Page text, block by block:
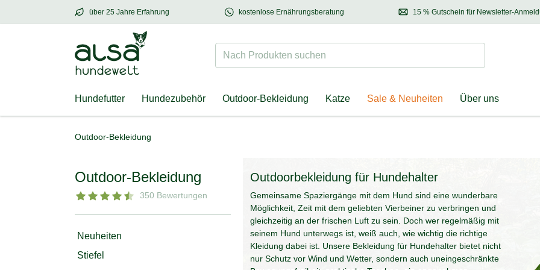
über 25 Jahre Erfahrung
über25 Jahre Erfahrung – mit Herz für Hund & Halter 15 % Gutschein für Newsletter-
Entdecken Sie
kostenlose Ernährungsberatung
Kontaktieren Sie unsere
Ernährungsberatung:
Nach Produkten suchen Suchen
Hundefutter Hundezubehör Outdoor-Bekleidung Katze Sale & Neuheiten Über uns
Outdoor-Bekleidung
Outdoor-Bekleidung
350 Bewertungen
Neuheiten
Stiefel
Outdoorbekleidung für Hundehalter
Gemeinsame Spaziergänge mit dem Hund sind eine wunderbare
Möglichkeit, Zeit mit dem geliebten Vierbeiner zu verbringen und
gleichzeitig an der frischen Luft zu sein. Doch wer regelmäßig mit
seinem Hund unterwegs ist, weiß auch, wie wichtig die richtige
Kleidung dabei ist. Unsere Bekleidung für Hundehalter bietet nicht
nur Schutz vor Wind und Wetter, sondern auch uneingeschränkte